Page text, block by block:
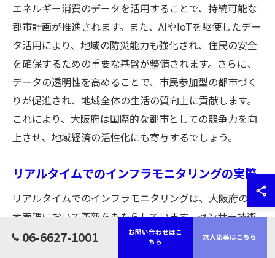
エネルギー消費のデータを活用することで、持続可能な
都市計画が推進されます。また、AIやIoTを駆使したデー
タ活用により、地域の防災能力も強化され、住民の安全
を確保するための重要な基盤が整備されます。さらに、
データの透明性を高めることで、市民参加型の都市づく
りが促進され、地域全体の生活の質向上に貢献します。
これにより、大阪府は国際的な都市としての競争力を向
上させ、地域経済の活性化にも寄与するでしょう。
リアルタイムでのインフラモニタリングの実際
リアルタイムでのインフラモニタリングは、大阪府の土
木管理において革新をもたらしています。センサー技術
の進化により、道路や橋梁、下水道といったインフラの
06-6627-1001
お問い合わせはこ
ちら
求人応募はこちら